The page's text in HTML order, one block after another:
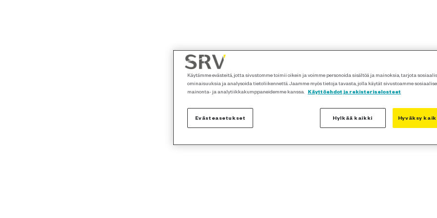
Käytämme evästeitä, jotta sivustomme toimii oikein ja voimme personoida sisältöä ja mainoksia, tarjota
ominaisuuksia ja analysoida tietoliikennettä. Jaamme myös tietoja tavasta, jolla käytät sivustoamme
mainonta- ja analytiikkakumppaneidemme kanssa.
Käyttöehdot ja rekisteriselosteet
Evästeasetukset Hylkää kaikki Hyväksy